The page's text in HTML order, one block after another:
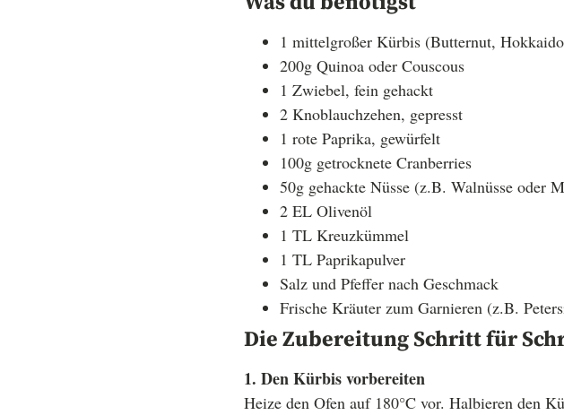
1 mittelgroßer Kürbis (Butternut,
200g Quinoa oder Couscous
1 Zwiebel, fein gehackt
2 Knoblauchzehen, gepresst
1 rote Paprika, gewürfelt
100g getrocknete Cranberries
50g gehackte Nüsse (z.B. Walnüsse oder
2 EL Olivenöl
1 TL Kreuzkümmel
1 TL Paprikapulver
Salz und Pfeffer nach Geschmack
Frische Kräuter zum Garnieren (z.B.
Die Zubereitung Schritt für
1. Den Kürbis vorbereiten
Heize den Ofen auf 180°C vor. Halbieren den